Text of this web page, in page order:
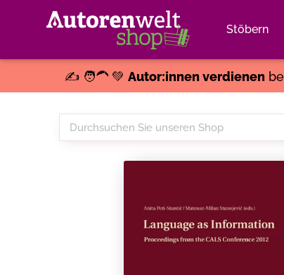
Stöbern
✍️ 🧑‍🦱 💚 Autor:innen verdienen
Durchsuchen
Sie